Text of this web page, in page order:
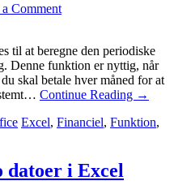
Comment
til at beregne den periodiske
Denne funktion er nyttig, når
skal betale hver måned for at
Continue Reading →
Excel, Financiel, Funktion,
i Excel